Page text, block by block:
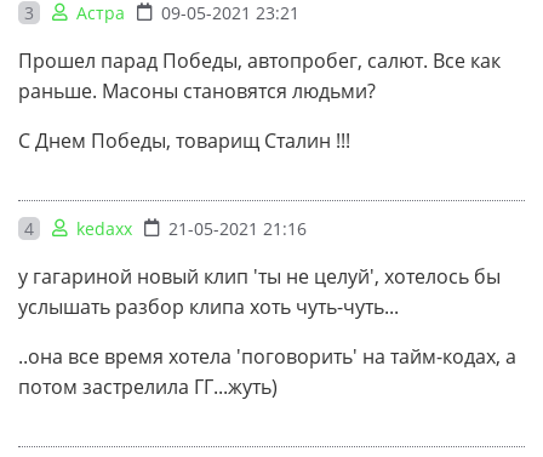
3 Астра 09-05-2021 23:21
Прошел парад Победы, автопробег, салют. Все как
раньше. Масоны становятся людьми?
С Днем Победы, товарищ Сталин !!!
4 kedaxx 21-05-2021 21:16
у гагариной новый клип 'ты не целуй', хотелось бы
услышать разбор клипа хоть чуть-чуть...
..она все время хотела 'поговорить' на тайм-кодах, а
потом застрелила ГГ...жуть)